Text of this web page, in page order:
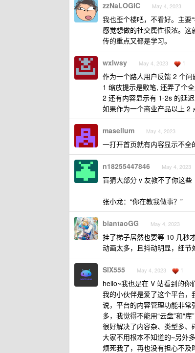
zzNaLOGIC May 4, 2023
我也歪个楼吧，不看好。主要“
感觉想做的社交属性很浓。
传的重点又都是学习。
wxlwsy May 4, 2023 1
作为一个路人用户反馈 2 个问
1 缩放提示是败笔, 还弄了个
2 还有内容显示有 1-2s 的延
如果作为一个商业产品以上 2
masellum May 4, 2023
一打开首页就有内容显示不
n18255447846 May 4, 2023
盲猜大部分 v 友教不了你这些
张小龙：“你在教我做事？”
biantaoGG May 4, 2023
挂了梯子居然也要等 10 几秒
动画太多，且抖动明显，细节
SIX555 May 4, 2023 1
hello~我也是在 V 站看到的你
我的小伙伴是爱了这个平台
说，平台的内容管理功能非
多，我觉得不能用“云盘”和“
很好解决了内容杂、类型多
大家不用根本不知道的~另外
烦死我了，再也没有担心不